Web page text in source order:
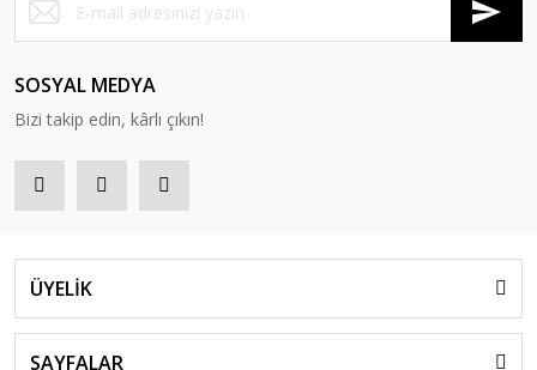
SOSYAL MEDYA
Bizi takip edin, kârlı çıkın!
ÜYELİK
SAYFALAR